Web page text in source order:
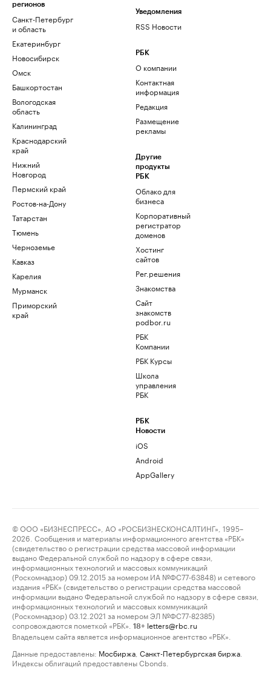
регионов
Санкт-Петербург
и область
Екатеринбург
Новосибирск
Омск
Башкортостан
Вологодская
область
Калининград
Краснодарский
край
Нижний
Новгород
Пермский край
Ростов-на-Дону
Татарстан
Тюмень
Черноземье
Кавказ
Карелия
Мурманск
Приморский
край
Уведомления
RSS Новости
РБК
О компании
Контактная
информация
Редакция
Размещение
рекламы
Другие
продукты
РБК
Облако для
бизнеса
Корпоративный
регистратор
доменов
Хостинг
сайтов
Рег.решения
Знакомства
Сайт
знакомств
podbor.ru
РБК
Компании
РБК Курсы
Школа
управления
РБК
РБК
Новости
iOS
Android
AppGallery
© ООО «БИЗНЕСПРЕСС», АО «РОСБИЗНЕСКОНСАЛТИНГ», 1995–
2026. Сообщения и материалы информационного агентства «РБК»
(свидетельство о регистрации средства массовой информации
выдано Федеральной службой по надзору в сфере связи,
информационных технологий и массовых коммуникаций
(Роскомнадзор) 09.12.2015 за номером ИА №ФС77-63848) и сетевого
издания «РБК» (свидетельство о регистрации средства массовой
информации выдано Федеральной службой по надзору в сфере связи,
информационных технологий и массовых коммуникаций
(Роскомнадзор) 03.12.2021 за номером ЭЛ №ФС77-82385)
сопровождаются пометкой «РБК».
18+ letters@rbc.ru
Владельцем сайта является информационное агентство «РБК».
Данные предоставлены: Мосбиржа Санкт-Петербургская биржа
Индексы облигаций предоставлены Cbonds.